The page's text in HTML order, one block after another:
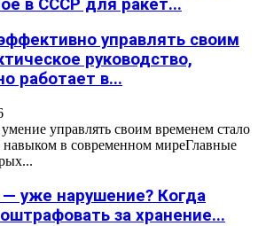
в СССР для ракет...
управлять своим
руководство,
работает в...
управлять своим временем стало
в современном миреГлавные
— уже нарушение? Когда
за хранение...